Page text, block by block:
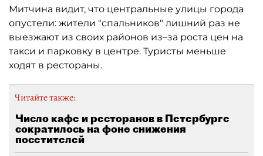
Митчина видит, что центральные улицы города
опустели: жители "спальников" лишний раз не
выезжают из своих районов из–за роста цен на
такси и парковку в центре. Туристы меньше
ходят в рестораны.
Читайте также:
Число кафе и ресторанов в Петербурге
сократилось на фоне снижения
посетителей